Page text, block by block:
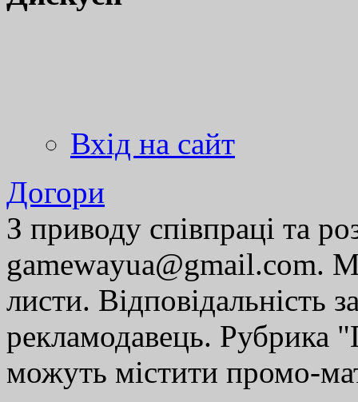
Вхід на сайт
Догори
З приводу співпраці та
gamewayua@gmail.com.
листи. Відповідальність
рекламодавець. Рубрика
можуть містити промо-